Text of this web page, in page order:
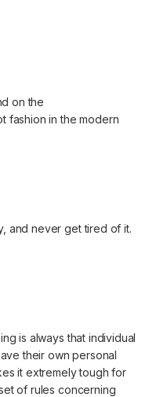
on the
fashion in the modern
and never get tired of it.
is always that individual
their own personal
it extremely tough for
of rules concerning